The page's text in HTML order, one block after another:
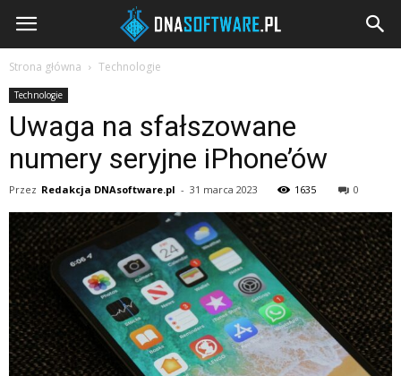
DNAsoftware.pl
Strona główna Technologie
Technologie
Uwaga na sfałszowane
numery seryjne iPhone’ów
Przez Redakcja DNAsoftware.pl - 31 marca 2023 1635 0